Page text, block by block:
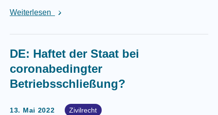
Weiterlesen
DE: Haftet der Staat bei
coronabedingter
Betriebsschließung?
13. Mai 2022 Zivilrecht